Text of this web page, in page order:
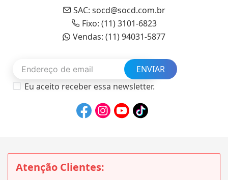
SAC: socd@socd.com.br
Fixo: (11) 3101-6823
Vendas: (11) 94031-5877
ENVIAR
Eu aceito receber essa newsletter.
Atenção Clientes: